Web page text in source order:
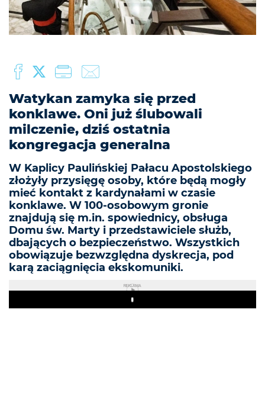
Watykan zamyka się przed
konklawe. Oni już ślubowali
milczenie, dziś ostatnia
kongregacja generalna
W Kaplicy Paulińskiej Pałacu Apostolskiego
złożyły przysięgę osoby, które będą mogły
mieć kontakt z kardynałami w czasie
konklawe. W 100-osobowym gronie
znajdują się m.in. spowiednicy, obsługa
Domu św. Marty i przedstawiciele służb,
dbających o bezpieczeństwo. Wszystkich
obowiązuje bezwzględna dyskrecja, pod
karą zaciągnięcia ekskomuniki.
REKLAMA
Play